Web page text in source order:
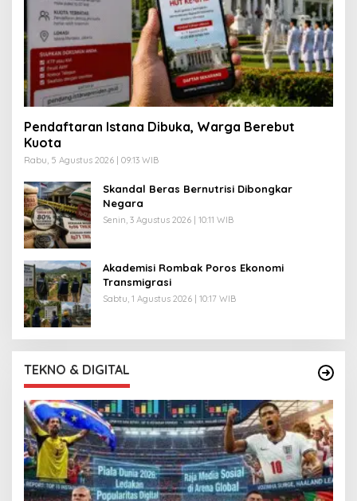
Pendaftaran Istana Dibuka, Warga Berebut
Kuota
Rabu, 5 Agustus 2026 | 09:13 WIB
Skandal Beras Bernutrisi Dibongkar
Negara
Senin, 3 Agustus 2026 | 10:11 WIB
Akademisi Rombak Poros Ekonomi
Transmigrasi
Sabtu, 1 Agustus 2026 | 10:17 WIB
TEKNO & DIGITAL